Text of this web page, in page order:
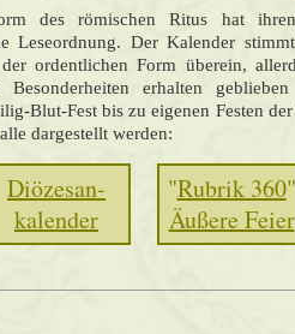
des römischen Ritus hat
Leseordnung. Der Kalender
ordentlichen Form überein,
Besonderheiten erhalten
Blut-Fest bis zu eigenen Festen
dargestellt werden:
Diözesan-
kalender
"Rubrik 360"
Äußere Feier